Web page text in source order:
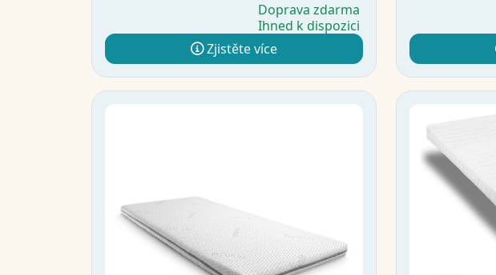
Doprava zdarma
Ihned k dispozici
Zjistěte více